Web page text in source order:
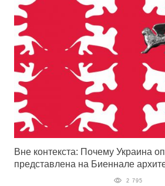
Вне контекста: Почему Украина
представлена на Биеннале
2 795